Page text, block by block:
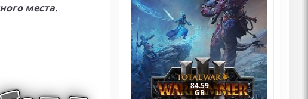
места.
84.59
GB